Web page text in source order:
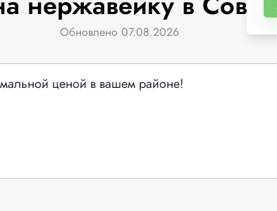
Обновлено 07.08.2026
ценой в вашем районе!